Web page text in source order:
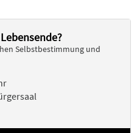
Selbstbestimmung und